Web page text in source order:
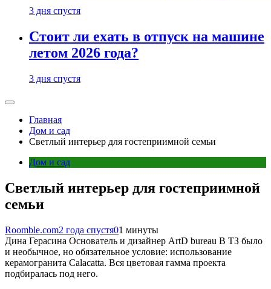
3 дня спустя
Стоит ли ехать в отпуск на машине
летом 2026 года?
3 дня спустя
Главная
Дом и сад
Светлый интерьер для гостеприимной семьи
Дом и сад
Светлый интерьер для гостеприимной
семьи
Roomble.com2 года спустя01 минуты
Дина Герасина Основатель и дизайнер ArtD bureau В ТЗ было
и необычное, но обязательное условие: использование
керамогранита Calacatta. Вся цветовая гамма проекта
подбиралась под него.